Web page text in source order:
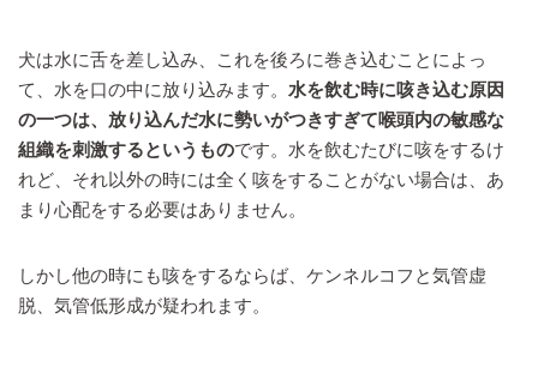
犬は水に舌を差し込み、これを後ろに巻き込むことによっ
て、水を口の中に放り込みます。 水を飲む時に咳き込む原因
の一つは、放り込んだ水に勢いがつきすぎて喉頭内の敏感な
組織を刺激するというものです。水を飲むたびに咳をするけ
れど、それ以外の時には全く咳をすることがない場合は、あ
まり心配をする必要はありません。
しかし他の時にも咳をするならば、ケンネルコフと気管虚
脱、気管低形成が疑われます。